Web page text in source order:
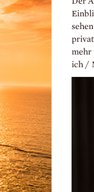
mehr
ich /